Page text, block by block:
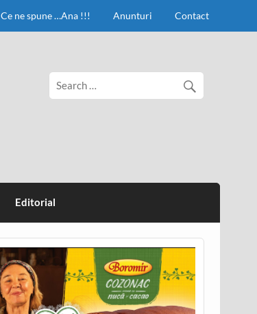
Ce ne spune …Ana !!! Anunturi Contact
Editorial